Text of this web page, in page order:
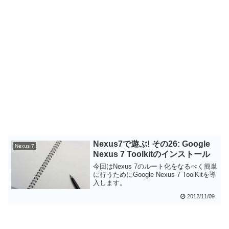
Nexus 7
Nexus7で遊ぶ! その26: Google
Nexus 7 Toolkitのインストール
今回はNexus 7のルート化をなるべく簡単
に行うためにGoogle Nexus 7 ToolKitを導
入します。
2012/11/09